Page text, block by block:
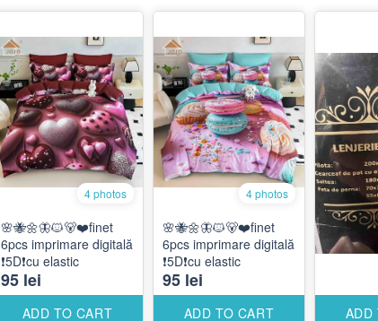
4 photos
🌸🐝🌼🦋🐱🐻❤️finet
6pcs imprimare digitală
❗️5D❗️cu elastic
95 lei
ADD TO CART
4 photos
🌸🐝🌼🦋🐱🐻❤️finet
6pcs imprimare digitală
❗️5D❗️cu elastic
95 lei
ADD TO CART ADD